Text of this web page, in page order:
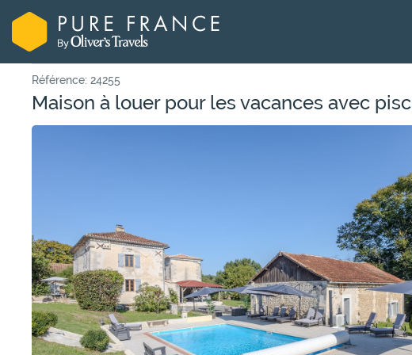
Référence: 24255
Maison à louer pour les vacances avec